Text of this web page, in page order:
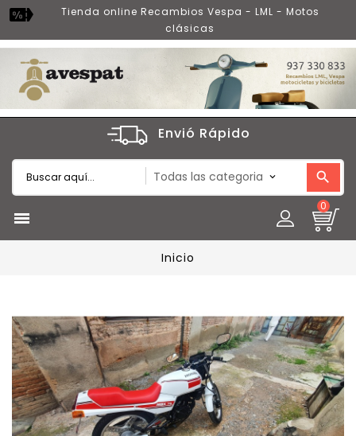
Tienda online Recambios Vespa - LML - Motos
clásicas
Envió Rápido

0
Inicio